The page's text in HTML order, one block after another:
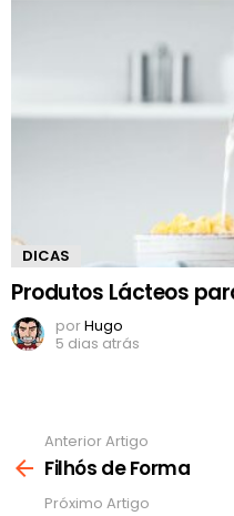
DICAS
Produtos Lácteos
porHugo
5 dias atrás
mais
Anterior Artigo
Filhós de Forma
Próximo Artigo